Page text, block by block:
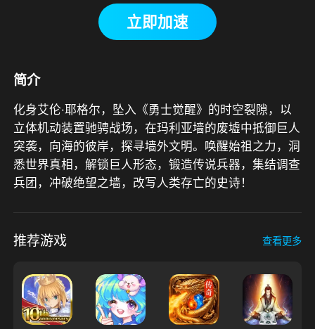
立即加速
简介
化身艾伦·耶格尔，坠入《勇士觉醒》的时空裂隙，以
立体机动装置驰骋战场，在玛利亚墙的废墟中抵御巨人
突袭，向海的彼岸，探寻墙外文明。唤醒始祖之力，洞
悉世界真相，解锁巨人形态，锻造传说兵器，集结调查
兵团，冲破绝望之墙，改写人类存亡的史诗！
推荐游戏 查看更多